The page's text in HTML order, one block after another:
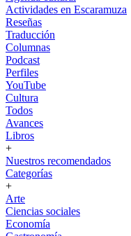
Actividades en Escaramuza
Reseñas
Traducción
Columnas
Podcast
Perfiles
YouTube
Cultura
Todos
Avances
Libros
+
Nuestros recomendados
Categorías
+
Arte
Ciencias sociales
Economía